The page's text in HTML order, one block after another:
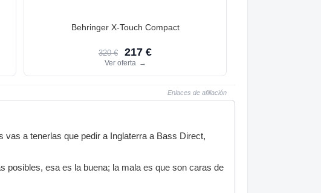
Behringer X-Touch Compact
320 € 217 €
Ver oferta →
Enlaces de afiliación
vas a tenerlas que pedir a Inglaterra a Bass Direct,
posibles, esa es la buena; la mala es que son caras de